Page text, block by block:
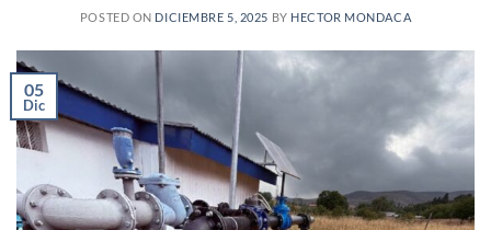
POSTED ON DICIEMBRE 5, 2025 BY HECTOR MONDACA
05
Dic